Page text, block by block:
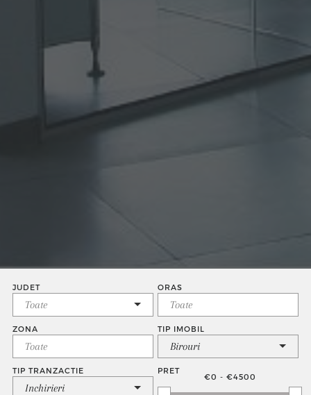
JUDET ORAS
ZONA TIP IMOBIL
Birouri
TIP TRANZACTIE
Inchirieri
PRET
€0 - €4500